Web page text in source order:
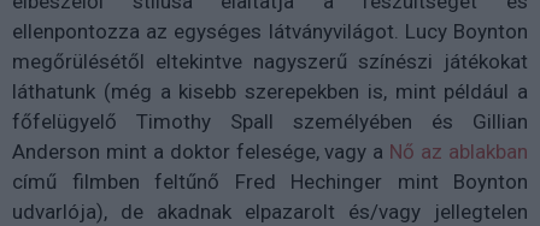
ellenpontozza az egységes látványvilágot. Lucy Boynton
megőrülésétől eltekintve nagyszerű színészi játékokat
láthatunk (még a kisebb szerepekben is, mint például a
főfelügyelő Timothy Spall személyében és Gillian
Anderson mint a doktor felesége, vagy a Nő az ablakban
című filmben feltűnő Fred Hechinger mint Boynton
udvarlója), de akadnak elpazarolt és/vagy jellegtelen